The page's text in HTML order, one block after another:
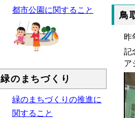
都市公園に関すること
緑のまちづくり
緑のまちづくりの推進に
関すること
鳥
昨
記
ア